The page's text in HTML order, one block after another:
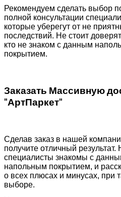
Рекомендуем сделать выбор
полной консультации
которые уберегут от не
последствий. Не стоит
кто не знаком с данным
покрытием.
Заказать Массивную
"АртПаркет"
Сделав заказ в нашей
получите отличный
специалисты знакомы с
напольным покрытием, и
о всех плюсах и минусах, при
выборе.